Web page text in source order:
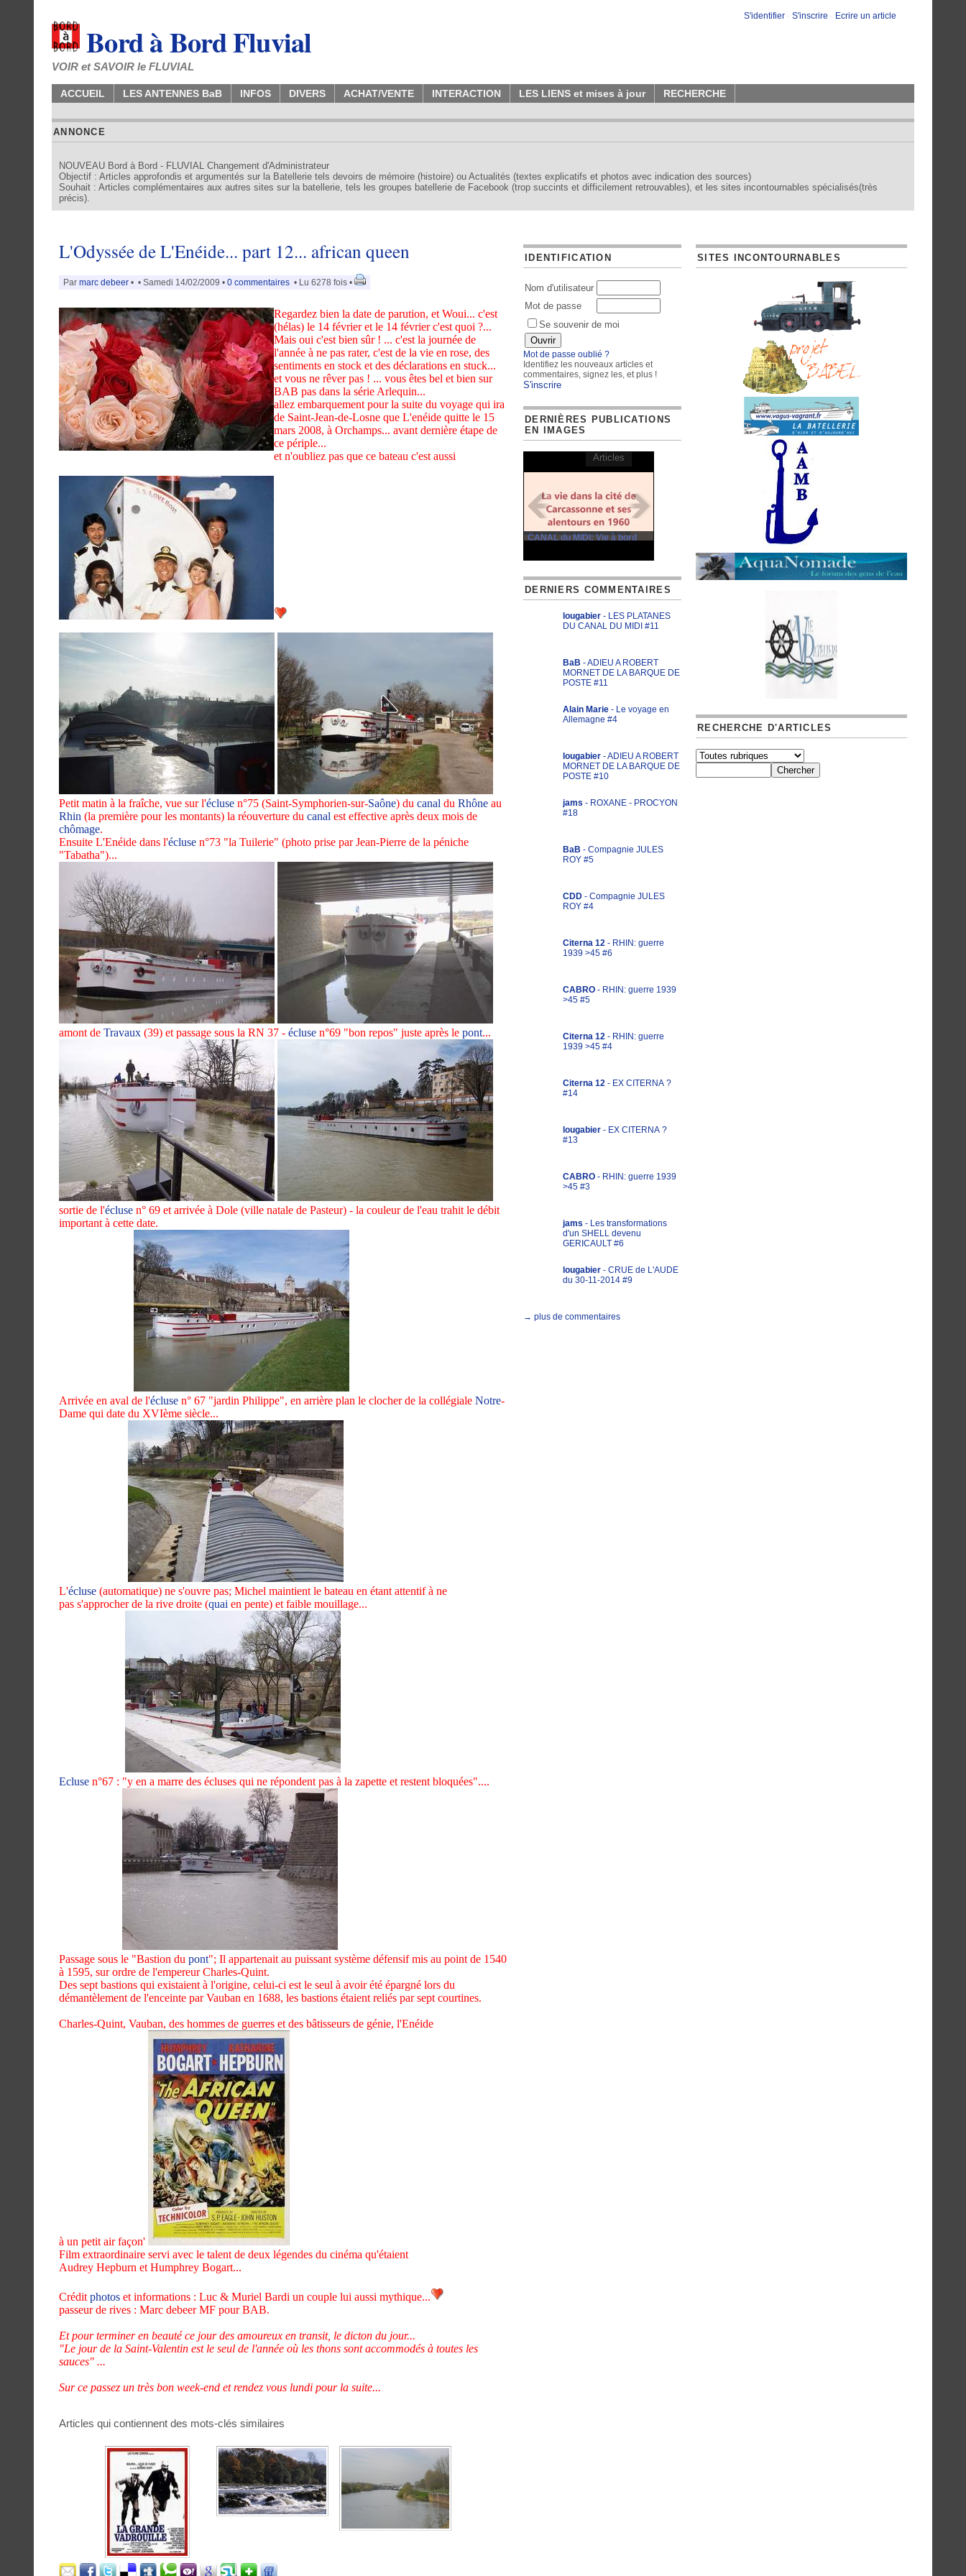
S'identifier - S'inscrire - Ecrire un article
Bord à Bord Fluvial
VOIR et SAVOIR le FLUVIAL
ACCUEIL LES ANTENNES BaB INFOS DIVERS ACHAT/VENTE INTERACTION LES LIENS et mises à jour RECHERCHE
ANNONCE
NOUVEAU Bord à Bord - FLUVIAL Changement d'Administrateur
Objectif : Articles approfondis et argumentés sur la Batellerie tels devoirs de mémoire (histoire) ou Actualités (textes explicatifs et photos avec indication des sources)
Souhait : Articles complémentaires aux autres sites sur la batellerie, tels les groupes batellerie de Facebook (trop succints et difficilement retrouvables), et les sites incontournables spécialisés(très
précis).
L'Odyssée de L'Enéide... part 12... african queen
Par marc debeer • • Samedi 14/02/2009 • 0 commentaires • Lu 6278 fois •
Regardez bien la date de parution, et Woui... c'est
(hélas) le 14 février et le 14 février c'est quoi ?...
Mais oui c'est bien sûr ! ... c'est la journée de
l'année à ne pas rater, c'est de la vie en rose, des
sentiments en stock et des déclarations en stuck...
et vous ne rêver pas ! ... vous êtes bel et bien sur
BAB pas dans la série Arlequin...
allez embarquement pour la suite du voyage qui ira
de Saint-Jean-de-Losne que L'enéide quitte le 15
mars 2008, à Orchamps... avant dernière étape de
ce périple...
et n'oubliez pas que ce bateau c'est aussi
Petit matin à la fraîche, vue sur l'écluse n°75 (Saint-Symphorien-sur-Saône) du canal du Rhône au
Rhin (la première pour les montants) la réouverture du canal est effective après deux mois de
chômage.
Ensuite L'Enéide dans l'écluse n°73 "la Tuilerie" (photo prise par Jean-Pierre de la péniche
"Tabatha")...
amont de Travaux (39) et passage sous la RN 37 - écluse n°69 "bon repos" juste après le pont...
sortie de l'écluse n° 69 et arrivée à Dole (ville natale de Pasteur) - la couleur de l'eau trahit le débit
important à cette date.
Arrivée en aval de l'écluse n° 67 "jardin Philippe", en arrière plan le clocher de la collégiale Notre-
Dame qui date du XVIème siècle...
L'écluse (automatique) ne s'ouvre pas; Michel maintient le bateau en étant attentif à ne
pas s'approcher de la rive droite (quai en pente) et faible mouillage...
Ecluse n°67 : "y en a marre des écluses qui ne répondent pas à la zapette et restent bloquées"....
Passage sous le "Bastion du pont"; Il appartenait au puissant système défensif mis au point de 1540
à 1595, sur ordre de l'empereur Charles-Quint.
Des sept bastions qui existaient à l'origine, celui-ci est le seul à avoir été épargné lors du
démantèlement de l'enceinte par Vauban en 1688, les bastions étaient reliés par sept courtines.
Charles-Quint, Vauban, des hommes de guerres et des bâtisseurs de génie, l'Enéide
à un petit air façon'
Film extraordinaire servi avec le talent de deux légendes du cinéma qu'étaient
Audrey Hepburn et Humphrey Bogart...
Crédit photos et informations : Luc & Muriel Bardi un couple lui aussi mythique...
passeur de rives : Marc debeer MF pour BAB.
Et pour terminer en beauté ce jour des amoureux en transit, le dicton du jour...
"Le jour de la Saint-Valentin est le seul de l'année où les thons sont accommodés à toutes les
sauces" ...
Sur ce passez un très bon week-end et rendez vous lundi pour la suite...
Articles qui contiennent des mots-clés similaires
IDENTIFICATION
Nom d'utilisateur
Mot de passe
Se souvenir de moi
Mot de passe oublié ?
Identifiez les nouveaux articles et
commentaires, signez les, et plus !
S'inscrire
DERNIÈRES PUBLICATIONS
EN IMAGES
CANAL du MIDI: Vie à bord
Articles
DERNIERS COMMENTAIRES
lougabier - LES PLATANES
DU CANAL DU MIDI #11
BaB - ADIEU A ROBERT
MORNET DE LA BARQUE DE
POSTE #11
Alain Marie - Le voyage en
Allemagne #4
lougabier - ADIEU A ROBERT
MORNET DE LA BARQUE DE
POSTE #10
jams - ROXANE - PROCYON
#18
BaB - Compagnie JULES
ROY #5
CDD - Compagnie JULES
ROY #4
Citerna 12 - RHIN: guerre
1939 >45 #6
CABRO - RHIN: guerre 1939
>45 #5
Citerna 12 - RHIN: guerre
1939 >45 #4
Citerna 12 - EX CITERNA ?
#14
lougabier - EX CITERNA ?
#13
CABRO - RHIN: guerre 1939
>45 #3
jams - Les transformations
d'un SHELL devenu
GERICAULT #6
lougabier - CRUE de L'AUDE
du 30-11-2014 #9
→ plus de commentaires
SITES INCONTOURNABLES
RECHERCHE D'ARTICLES